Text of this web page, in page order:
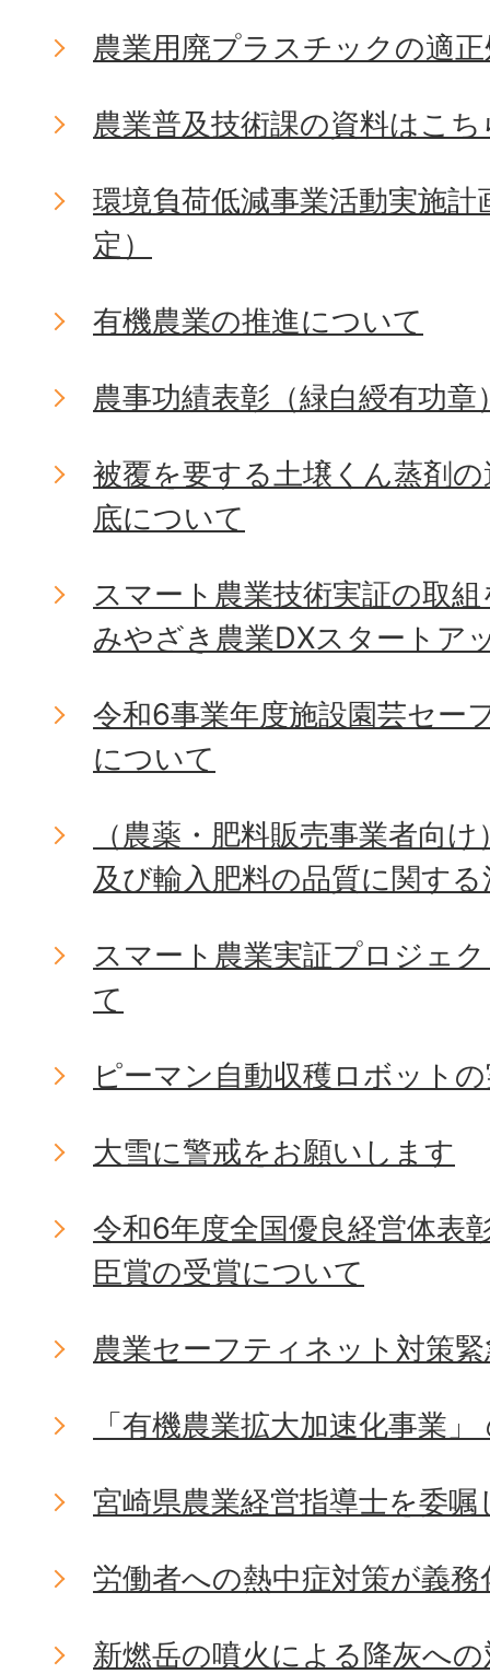
農業用廃プラスチックの適
農業普及技術課の資料はこち
環境負荷低減事業活動実施
定）
有機農業の推進について
農事功績表彰（緑白綬有功
被覆を要する土壌くん蒸剤
底について
スマート農業技術実証の取
みやざき農業DXスタートア
令和6事業年度施設園芸セー
について
（農薬・肥料販売事業者向
及び輸入肥料の品質に関す
スマート農業実証プロジェ
て
ピーマン自動収穫ロボット
大雪に警戒をお願いします
令和6年度全国優良経営体表
臣賞の受賞について
農業セーフティネット対策
「有機農業拡大加速化事業
宮崎県農業経営指導士を委
労働者への熱中症対策が義
新燃岳の噴火による降灰へ